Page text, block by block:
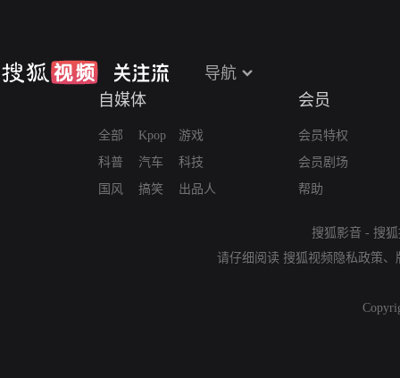
导航
自媒体
全部
科普
国风
Kpop
汽车
搞笑
游戏
科技
出品人
会员
会员特权
会员剧场
帮助
搜狐影音 - 搜
请仔细阅读 搜狐视频隐私政策、